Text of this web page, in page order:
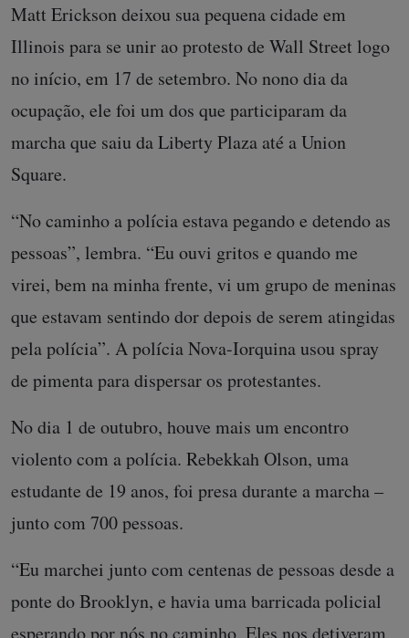
Matt Erickson deixou sua pequena cidade em
Illinois para se unir ao protesto de Wall Street logo
no início, em 17 de setembro. No nono dia da
ocupação, ele foi um dos que participaram da
marcha que saiu da Liberty Plaza até a Union
Square.
“No caminho a polícia estava pegando e detendo as
pessoas”, lembra. “Eu ouvi gritos e quando me
virei, bem na minha frente, vi um grupo de meninas
que estavam sentindo dor depois de serem atingidas
pela polícia”. A polícia Nova-Iorquina usou spray
de pimenta para dispersar os protestantes.
No dia 1 de outubro, houve mais um encontro
violento com a polícia. Rebekkah Olson, uma
estudante de 19 anos, foi presa durante a marcha –
junto com 700 pessoas.
“Eu marchei junto com centenas de pessoas desde a
ponte do Brooklyn, e havia uma barricada policial
esperando por nós no caminho. Eles nos detiveram